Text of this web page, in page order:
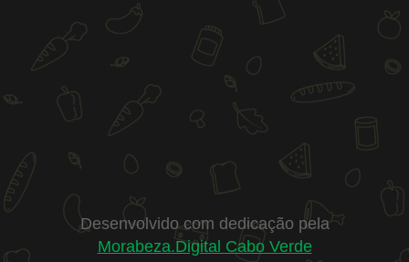
Desenvolvido com dedicação pela
Morabeza.Digital Cabo Verde